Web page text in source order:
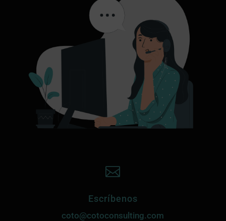

Escríbenos
coto@cotoconsulting.com